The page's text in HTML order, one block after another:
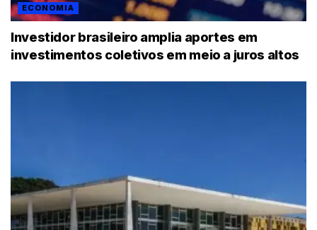
ECONOMIA
Investidor brasileiro amplia aportes em
investimentos coletivos em meio a juros altos